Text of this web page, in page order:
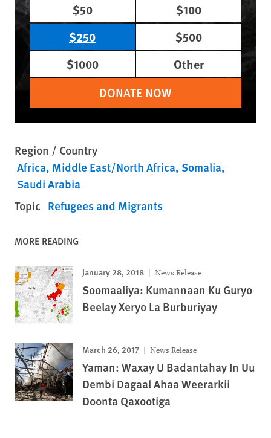
$50
$100
$250
$500
$1000
Other
DONATE NOW
Region / Country
Africa Middle East/North Africa Somalia
Saudi Arabia
Topic Refugees and Migrants
MORE READING
January 28, 2018 News Release
Soomaaliya: Kumannaan Ku Guryo
Beelay Xeryo La Burburiyay
March 26, 2017 News Release
Yaman: Waxay U Badantahay In Uu
Dembi Dagaal Ahaa Weerarkii
Doonta Qaxootiga